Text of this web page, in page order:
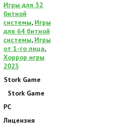
Игры для 32
битной
системы, Игры
для 64 битной
системы, Игры
от 1-го лица,
Хоррор игры
2023
Stork Game
Stork Game
PC
Лицензия